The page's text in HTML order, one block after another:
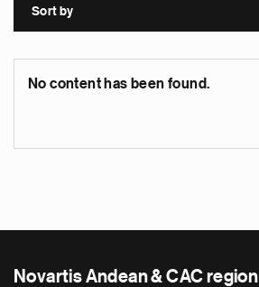
Sort by
No content has been found.
Novartis Andean & CAC region